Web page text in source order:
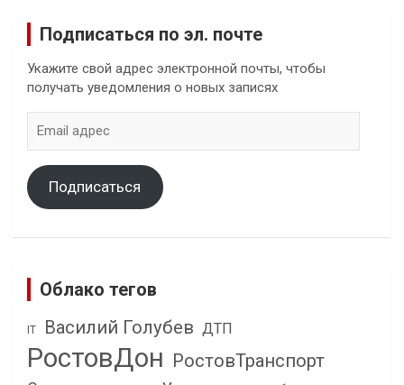
Подписаться по эл. почте
Укажите свой адрес электронной почты, чтобы
получать уведомления о новых записях
адрес
Подписаться
Облако тегов
IT Василий Голубев ДТП
РостовДон РостовТранспорт